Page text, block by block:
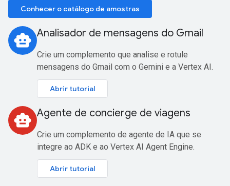
Conhecer o catálogo de amostras
smart_toy Analisador de mensagens do Gmail
Crie um complemento que analise e rotule
mensagens do Gmail com o Gemini e a Vertex AI.
Abrir tutorial
smart_toy Agente de concierge de viagens
Crie um complemento de agente de IA que se
integre ao ADK e ao Vertex AI Agent Engine.
Abrir tutorial